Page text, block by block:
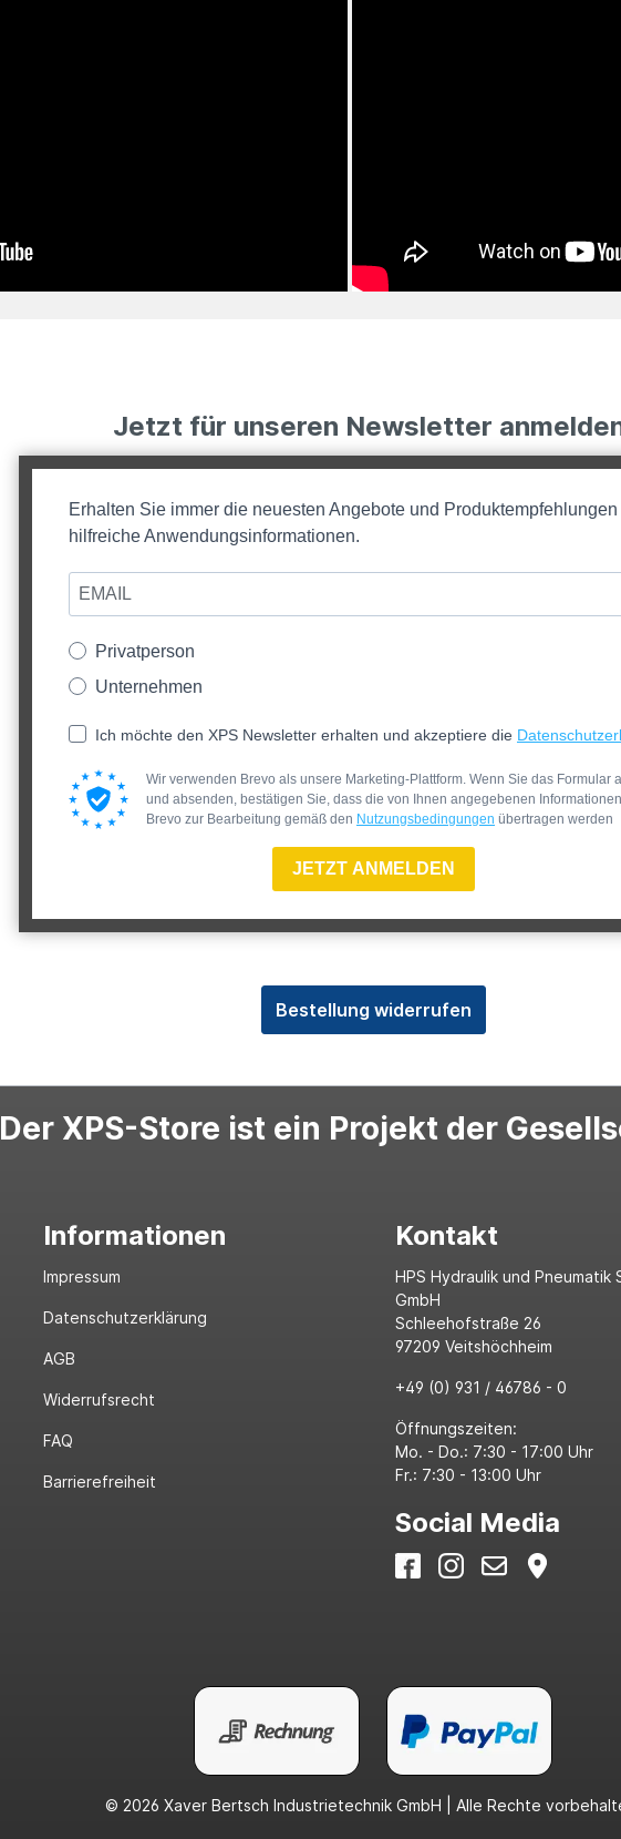
Jetzt für unseren Newsletter
Erhalten Sie immer die neuesten Angebote und
hilfreiche Anwendungsinformationen.
Privatperson
Unternehmen
Ich möchte den XPS Newsletter erhalten und akzeptiere die
Wir verwenden Brevo als unsere Marketing-Plattform. Wenn Sie das Formular
und absenden, bestätigen Sie, dass die von Ihnen angegebenen
Brevo zur Bearbeitung gemäß den Nutzungsbedingungen übertragen werden
JETZT ANMELDEN
Bestellung widerrufen
Der XPS-Store ist ein Projekt der
Informationen
Impressum
Datenschutzerklärung
AGB
Widerrufsrecht
FAQ
Barrierefreiheit
Kontakt
HPS Hydraulik und Pneumatik
GmbH
Schleehofstraße 26
97209 Veitshöchheim
+49 (0) 931 / 46786 - 0
Öffnungszeiten:
Mo. - Do.: 7:30 - 17:00 Uhr
Fr.: 7:30 - 13:00 Uhr
Social Media
© 2026 Xaver Bertsch Industrietechnik GmbH | Alle Rechte